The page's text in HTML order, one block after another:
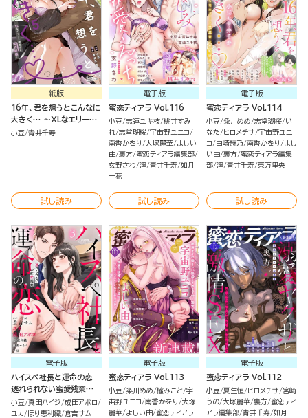
紙版
16年、君を想うとこんなに
大きく… ～XLなエリート
捜査官と契約結婚～ （5）
小豆 青井千寿
試し読み
電子版
蜜恋ティアラ Vol.116
小豆 志連ユキ枝 桃井すみ
れ 志堂瑚桜 宇宙野ユニコ
南香かをり
大塚麗華 よしい
由 裏方 蜜恋ティアラ編集部
玄野さわ 濘 青井千寿 如月
一花
試し読み
電子版
蜜恋ティアラ Vol.114
小豆 粂川めめ 志堂瑚桜 い
なた
ヒロメチサ 宇宙野ユニ
コ
白崎詩乃 南香かをり
よし
い由 裏方 蜜恋ティアラ編集
部 濘 青井千寿 東万里央
試し読み
電子版
ハイスペ社長と運命の恋
逃れられない蜜愛残業
（3）
小豆 真田ハイジ 成田アポロ
ユカ
ほり恵利織 倉吉サム
電子版
蜜恋ティアラ Vol.113
小豆 粂川めめ 櫁みこと 宇
宙野ユニコ 南香かをり
大塚
麗華 よしい由 蜜恋ティアラ
電子版
蜜恋ティアラ Vol.112
小豆 夏生恒 ヒロメチサ
宮崎
うの 大塚麗華 裏方 蜜恋ティ
アラ編集部 青井千寿 如月一